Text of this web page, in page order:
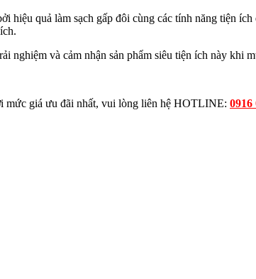
hiệu quả làm sạch gấp đôi cùng các tính năng tiện
và cảm nhận sản phẩm siêu tiện ích này khi
mức giá ưu đãi nhất, vui lòng liên hệ HOTLINE: 0916